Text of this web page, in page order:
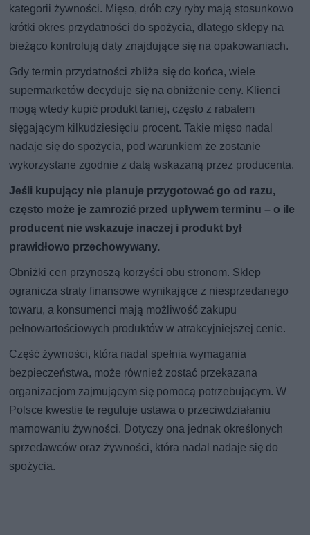
kategorii żywności. Mięso, drób czy ryby mają stosunkowo
krótki okres przydatności do spożycia, dlatego sklepy na
bieżąco kontrolują daty znajdujące się na opakowaniach.
Gdy termin przydatności zbliża się do końca, wiele
supermarketów decyduje się na obniżenie ceny. Klienci
mogą wtedy kupić produkt taniej, często z rabatem
sięgającym kilkudziesięciu procent. Takie mięso nadal
nadaje się do spożycia, pod warunkiem że zostanie
wykorzystane zgodnie z datą wskazaną przez producenta.
Jeśli kupujący nie planuje przygotować go od razu,
często może je zamrozić przed upływem terminu – o ile
producent nie wskazuje inaczej i produkt był
prawidłowo przechowywany.
Obniżki cen przynoszą korzyści obu stronom. Sklep
ogranicza straty finansowe wynikające z niesprzedanego
towaru, a konsumenci mają możliwość zakupu
pełnowartościowych produktów w atrakcyjniejszej cenie.
Część żywności, która nadal spełnia wymagania
bezpieczeństwa, może również zostać przekazana
organizacjom zajmującym się pomocą potrzebującym. W
Polsce kwestie te reguluje ustawa o przeciwdziałaniu
marnowaniu żywności. Dotyczy ona jednak określonych
sprzedawców oraz żywności, która nadal nadaje się do
spożycia.